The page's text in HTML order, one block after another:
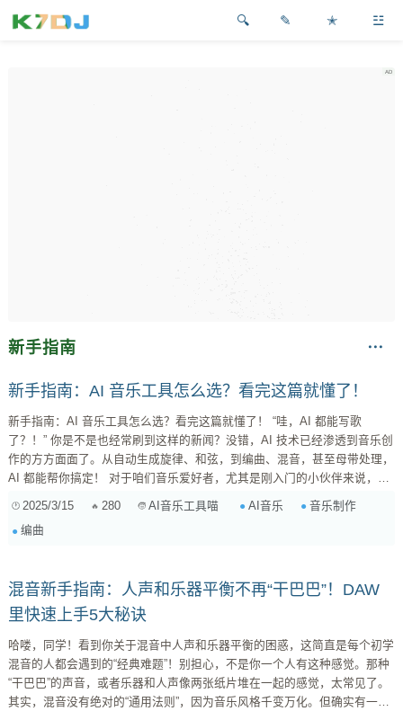
✎ ✭ ☳
新手指南
新手指南：AI 音乐工具怎么选？看完这篇就懂了！
新手指南：AI 音乐工具怎么选？看完这篇就懂了！ “哇，AI 都能写歌
了？！” 你是不是也经常刷到这样的新闻？没错，AI 技术已经渗透到音乐创
作的方方面面了。从自动生成旋律、和弦，到编曲、混音，甚至母带处理，
AI 都能帮你搞定！ 对于咱们音乐爱好者，尤其是刚入门的小伙伴来说，这
困难症？ 别担心，今天我就来给大家捋一捋，不同类型的 AI 音乐工具都有
2025/3/15 280 AI音乐工具喵 AI音乐
音乐制作
编曲
混音新手指南：人声和乐器平衡不再“干巴巴”！DAW
里快速上手5大秘诀
哈喽，同学！看到你关于混音中人声和乐器平衡的困惑，这简直是每个初学
混音的人都会遇到的“经典难题”！别担心，不是你一个人有这种感觉。那种
“干巴巴”的声音，或者乐器和人声像两张纸片堆在一起的感觉，太常见了。
其实，混音没有绝对的“通用法则”，因为音乐风格千变万化。但确实有一些